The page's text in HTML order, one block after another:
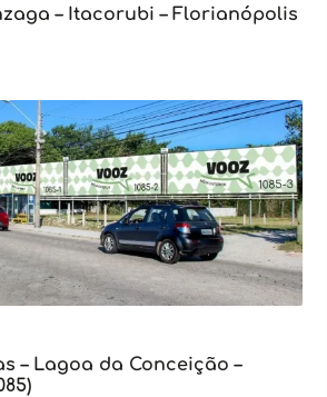
– Itacorubi – Florianópolis
– Lagoa da Conceição –